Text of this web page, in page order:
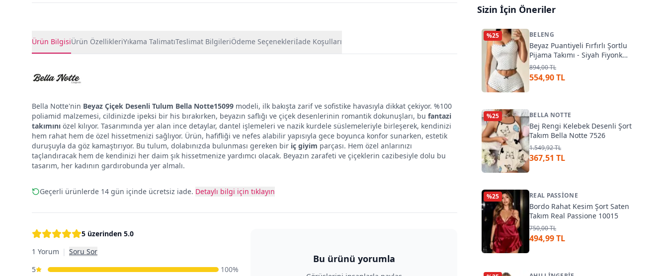
Ürün BilgisiÜrün ÖzellikleriYıkama TalimatıTeslimat BilgileriÖdeme Seçenekleriİade Koşulları
Bella Notte'nin Beyaz Çiçek Desenli Tulum Bella Notte15099 modeli, ilk bakışta zarif ve sofistike havasıyla dikkat çekiyor. %100
poliamid malzemesi, cildinizde ipeksi bir his bırakırken, beyazın saflığı ve çiçek desenlerinin romantik dokunuşları, bu fantazi
takımını özel kılıyor. Tasarımında yer alan ince detaylar, dantel işlemeleri ve nazik kurdele süslemeleriyle birleşerek, kendinizi
hem rahat hem de özel hissetmenizi sağlıyor. Ürün, hafifliği ve nefes alabilir yapısıyla gece boyunca konfor sunarken, estetik
duruşuyla da göz kamaştırıyor. Bu tulum, dolabınızda bulunması gereken bir iç giyim parçası. Hem özel anlarınızı
taçlandıracak hem de kendinizi her daim şık hissetmenize yardımcı olacak. Beyazın zarafeti ve çiçeklerin cazibesiyle dolu bu
tasarım, her kadının gardırobunda yer almalı.
Geçerli ürünlerde 14 gün içinde ücretsiz iade. Detaylı bilgi için tıklayın
5 üzerinden 5.0
1 Yorum | Soru Sor
5
100%
Bu ürünü yorumla
Sizin İçin Öneriler
%25 BELENG
Beyaz Puantiyeli Fırfırlı Şortlu
Pijama Takımı - Siyah Fiyonk
Detaylı Beleng 2317
894,00 TL
554,90 TL
%25 BELLA NOTTE
Bej Rengi Kelebek Desenli Şort
Takım Bella Notte 7526
1.549,92 TL
367,51 TL
%25 REAL PASSIONE
Bordo Rahat Kesim Şort Saten
Takım Real Passione 10015
750,00 TL
494,99 TL